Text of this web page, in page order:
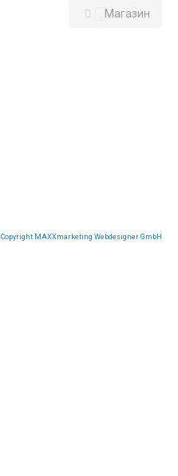
Магазин
Copyright MAXXmarketing Webdesigner GmbH